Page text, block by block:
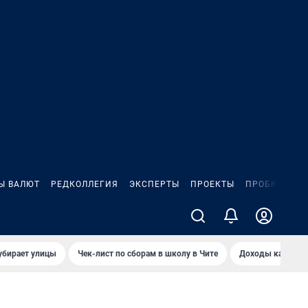
ВАЛЮТ РЕДКОЛЛЕГИЯ ЭКСПЕРТЫ ПРОЕКТЫ ПРОБКИ
улицы Чек-лист по сборам в школу в Чите Доходы